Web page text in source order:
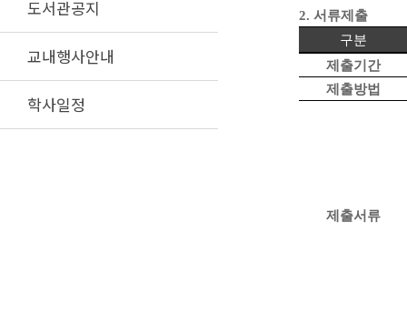
도서관공지
교내행사안내
학사일정
2. 서류제출
구분
제출기간
제출방법
제출서류